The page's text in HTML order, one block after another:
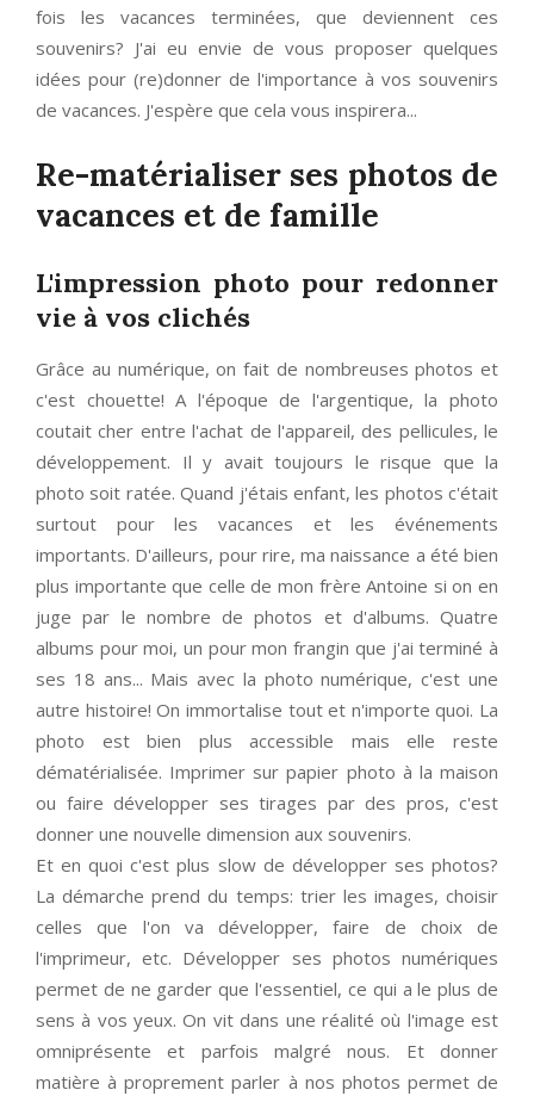
fois les vacances terminées, que deviennent ces
souvenirs? J'ai eu envie de vous proposer quelques
idées pour (re)donner de l'importance à vos souvenirs
de vacances. J'espère que cela vous inspirera...
Re-matérialiser ses photos de
vacances et de famille
L'impression photo pour redonner
vie à vos clichés
Grâce au numérique, on fait de nombreuses photos et
c'est chouette! A l'époque de l'argentique, la photo
coutait cher entre l'achat de l'appareil, des pellicules, le
développement. Il y avait toujours le risque que la
photo soit ratée. Quand j'étais enfant, les photos c'était
surtout pour les vacances et les événements
importants. D'ailleurs, pour rire, ma naissance a été bien
plus importante que celle de mon frère Antoine si on en
juge par le nombre de photos et d'albums. Quatre
albums pour moi, un pour mon frangin que j'ai terminé à
ses 18 ans... Mais avec la photo numérique, c'est une
autre histoire! On immortalise tout et n'importe quoi. La
photo est bien plus accessible mais elle reste
dématérialisée. Imprimer sur papier photo à la maison
ou faire développer ses tirages par des pros, c'est
donner une nouvelle dimension aux souvenirs.
Et en quoi c'est plus slow de développer ses photos?
La démarche prend du temps: trier les images, choisir
celles que l'on va développer, faire de choix de
l'imprimeur, etc. Développer ses photos numériques
permet de ne garder que l'essentiel, ce qui a le plus de
sens à vos yeux. On vit dans une réalité où l'image est
omniprésente et parfois malgré nous. Et donner
matière à proprement parler à nos photos permet de